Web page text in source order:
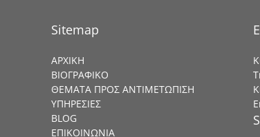
Sitemap
ΑΡΧΙΚΗ
ΒΙΟΓΡΑΦΙΚΟ
ΘΕΜΑΤΑ ΠΡΟΣ ΑΝΤΙΜΕΤΩΠΙΣΗ
ΥΠΗΡΕΣΙΕΣ
BLOG
ΕΠΙΚΟΙΝΩΝΙΑ